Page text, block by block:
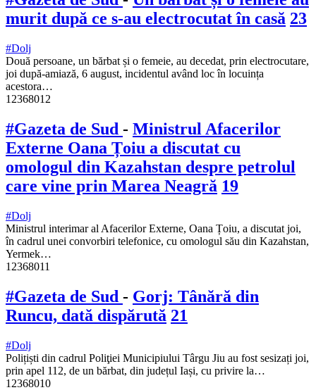
murit după ce s-au electrocutat în casă 23
#Dolj
Două persoane, un bărbat și o femeie, au decedat, prin electrocutare,
joi după-amiază, 6 august, incidentul având loc în locuința
acestora…
12368012
#Gazeta de Sud - Ministrul Afacerilor
Externe Oana Țoiu a discutat cu
omologul din Kazahstan despre petrolul
care vine prin Marea Neagră 19
#Dolj
Ministrul interimar al Afacerilor Externe, Oana Țoiu, a discutat joi,
în cadrul unei convorbiri telefonice, cu omologul său din Kazahstan,
Yermek…
12368011
#Gazeta de Sud - Gorj: Tânără din
Runcu, dată dispărută 21
#Dolj
Polițiști din cadrul Poliţiei Municipiului Târgu Jiu au fost sesizați joi,
prin apel 112, de un bărbat, din județul Iași, cu privire la…
12368010